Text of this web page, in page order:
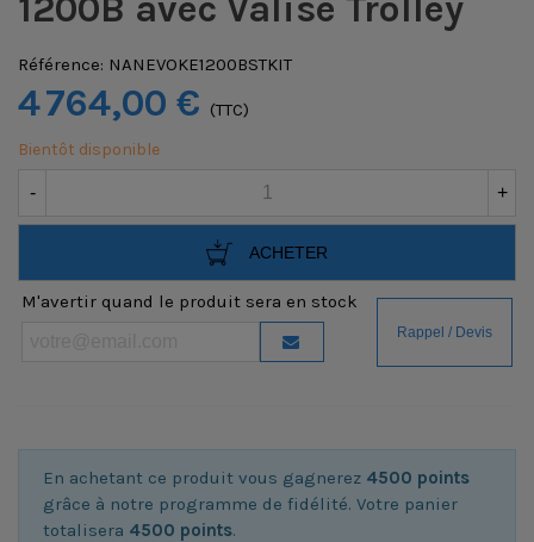
1200B avec Valise Trolley
Référence: NANEVOKE1200BSTKIT
4 764,00 € (TTC)
Bientôt disponible
- +
ACHETER
M'avertir quand le produit sera en stock
En achetant ce produit vous gagnerez 4500 points
grâce à notre programme de fidélité. Votre panier
totalisera 4500 points.